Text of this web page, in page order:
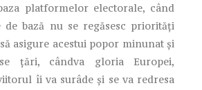
platformelor electorale, când
de bază nu se regăsesc priorități
asigure acestui popor minunat și
țări, cândva gloria Europei,
îi va surâde și se va redresa